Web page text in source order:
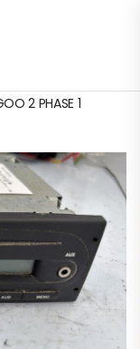
2 PHASE 1